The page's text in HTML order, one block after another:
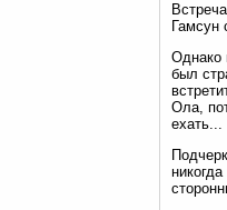
Гамсун
Однако
был
Ола,
ехать...